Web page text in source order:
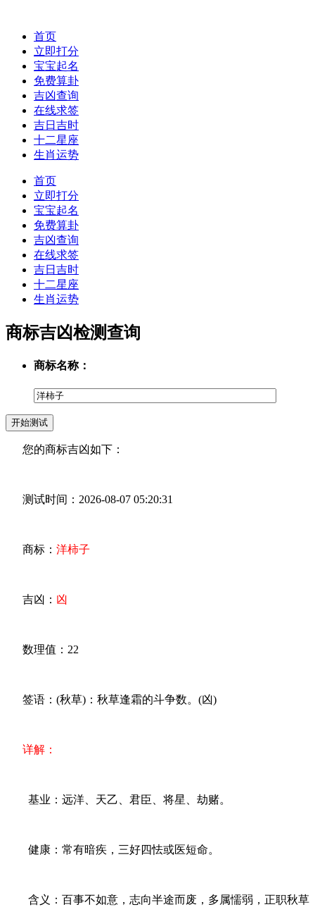
首页
立即打分
宝宝起名
免费算卦
吉凶查询
在线求签
吉日吉时
十二星座
生肖运势
首页
立即打分
宝宝起名
免费算卦
吉凶查询
在线求签
吉日吉时
十二星座
生肖运势
商标吉凶检测查询
商标名称：
您的商标吉凶如下：
测试时间：2026-08-07 05:20:31
商标： 洋柿子
吉凶： 凶
数理值：22
签语：(秋草)：秋草逢霜的斗争数。(凶)
详解：
基业：远洋、天乙、君臣、将星、劫赌。
健康：常有暗疾，三好四怯或医短命。
含义：百事不如意，志向半途而废，多属懦弱，正职秋草